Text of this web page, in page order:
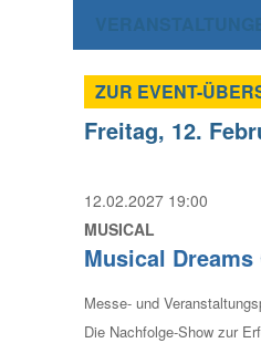
ZUR EVENT-
Freitag, 12.
12.02.2027 19:00
MUSICAL
Musical
Messe- und
Die Nachfolge-Show zur